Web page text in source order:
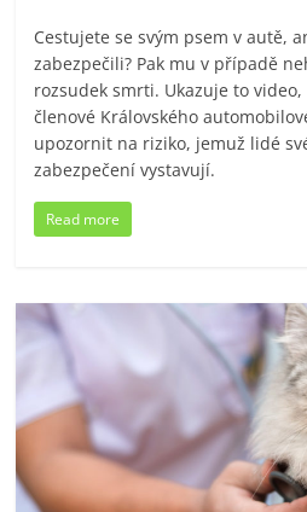
Cestujete se svým psem v autě,
zabezpečili? Pak mu v případě
rozsudek smrti. Ukazuje to
členové Královského
upozornit na riziko, jemuž lidé
zabezpečení vystavují.
Read more